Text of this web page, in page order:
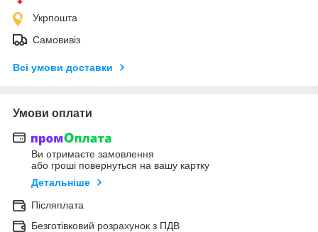
Укрпошта
Самовивіз
Всі умови доставки
Умови оплати
Ви отримаєте замовлення
або гроші повернуться на вашу картку
Детальніше
Післяплата
Безготівковий розрахунок з ПДВ